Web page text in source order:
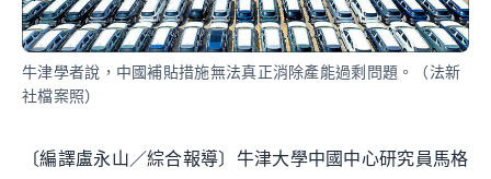
牛津學者說，中國補貼措施無法真正消除產能過剩問題。（法新
社檔案照）
〔編譯盧永山／綜合報導〕牛津大學中國中心研究員馬格